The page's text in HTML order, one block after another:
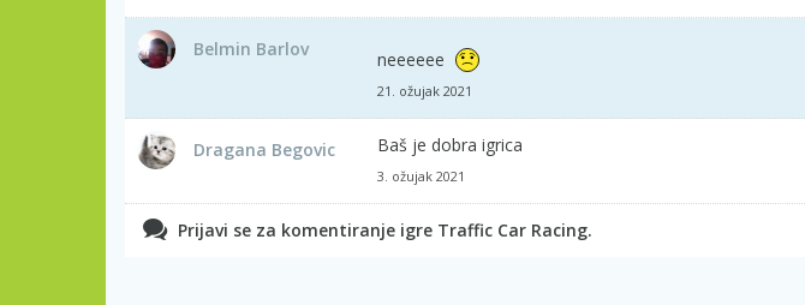
Belmin Barlov neeeeee
21. ožujak 2021
Dragana Begovic Baš je dobra igrica
3. ožujak 2021
Prijavi se za komentiranje igre Traffic Car Racing.